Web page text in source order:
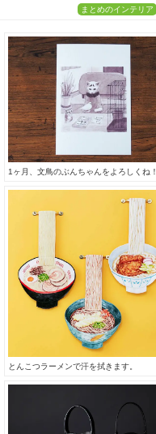
まとめのインテリア
1ヶ月、文鳥のぶんちゃんをよろしくね！
とんこつラーメンで汗を拭きます。